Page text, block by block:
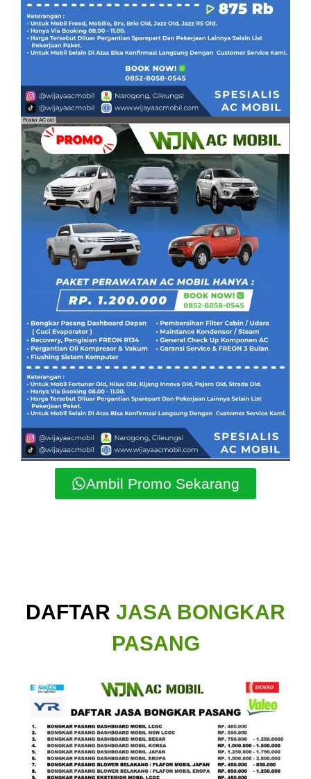
Ambil Promo Sekarang
DAFTAR JASA BONGKAR
PASANG